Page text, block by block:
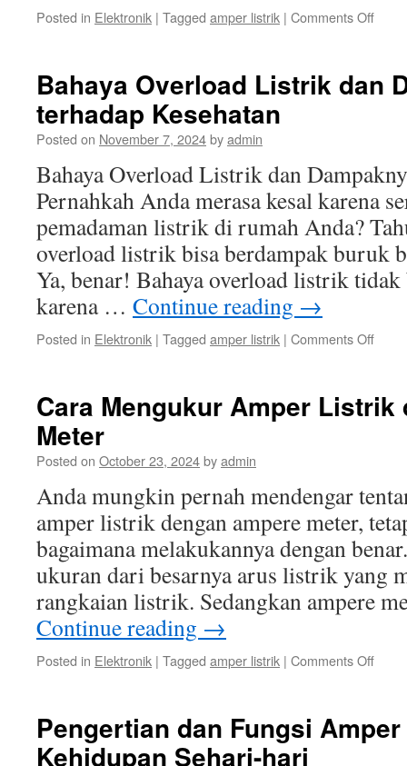
Posted in Elektronik | Tagged amper listrik | Comments Offon
Bahaya Overload Listrik dan
terhadap Kesehatan
Posted on November 7, 2024byadmin
Bahaya Overload Listrik dan
Pernahkah Anda merasa kesal karena
pemadaman listrik di rumah Anda?
overload listrik bisa berdampak buruk
Ya, benar! Bahaya overload listrik
karena … Continue reading →
Posted in Elektronik | Tagged amper listrik | Comments Offon
dan
Cara Mengukur Amper Listrik
Meter
Posted on October 23, 2024byadmin
Anda mungkin pernah mendengar
amper listrik dengan ampere meter,
bagaimana melakukannya dengan
ukuran dari besarnya arus listrik yang
rangkaian listrik. Sedangkan ampere
Continue reading →
Posted in Elektronik | Tagged amper listrik | Comments Offon
Listrik
Pengertian dan Fungsi
Kehidupan Sehari-hari